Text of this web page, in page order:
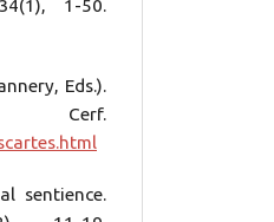
1-50.
Eds.).
sentience.